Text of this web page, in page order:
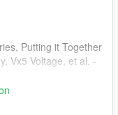
Putting it Together
Vx5 Voltage, et al. -